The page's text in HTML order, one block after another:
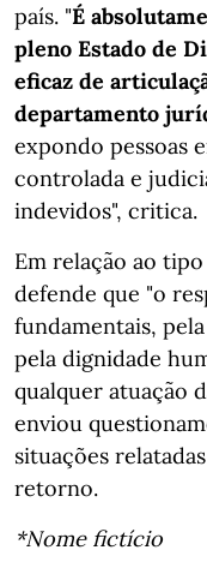
país. "É
pleno Estado de
eficaz de
departamento
expondo pessoas
controlada e
indevidos", critica.
Em relação ao
defende que "o
fundamentais,
pela dignidade
qualquer atuação
enviou
situações
retorno.
*Nome fictício